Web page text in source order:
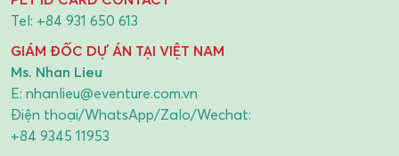
Tel: +84 931 650 613
GIÁM ĐỐC DỰ ÁN TẠI VIỆT NAM
Ms. Nhan Lieu
E: nhanlieu@eventure.com.vn
Điện thoại/WhatsApp/Zalo/Wechat:
+84 9345 11953